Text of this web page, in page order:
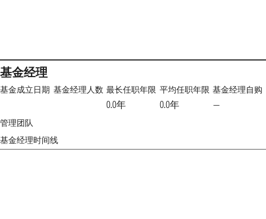
基金经理
基金成立日期 基金经理人数 最长任职年限
0.0年
平均任职年限
0.0年
基金经理自购
—
管理团队
基金经理时间线